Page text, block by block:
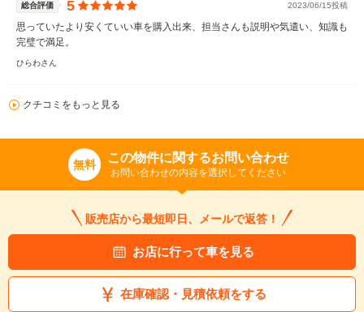
総合評価 5 2023/06/15投稿
思っていたより安くていい車を購入出来、担当さんも説明や気遣い、知識も
完璧で満足。
ひらわさん
クチコミをもっと見る
無料 この物件に関するお問い合わせ
お問い合わせの内容を選択してください
販売店から最短即日、メールで返答！
お店に行って車を見る
在庫確認・見積依頼をする